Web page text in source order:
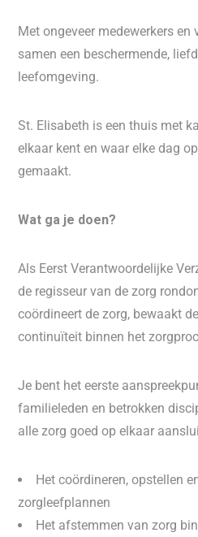
Met ongeveer medewerkers en
samen een beschermende,
leefomgeving.
St. Elisabeth is een thuis met
elkaar kent en waar elke dag
gemaakt.
Wat ga je doen?
Als Eerst Verantwoordelijke
de regisseur van de zorg
coördineert de zorg, bewaakt
continuïteit binnen het
Je bent het eerste
familieleden en betrokken
alle zorg goed op elkaar
Het coördineren, opstellen
zorgleefplannen
Het afstemmen van zorg